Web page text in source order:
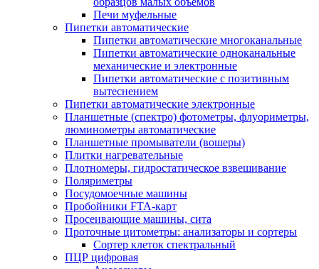
Печи муфельные
Пипетки автоматические
Пипетки автоматические многоканальные
Пипетки автоматические одноканальные
механические и электронные
Пипетки автоматические с позитивным
вытеснением
Пипетки автоматические электронные
Планшетные (спектро) фотометры, флуориметры,
люминометры автоматические
Планшетные промыватели (вошеры)
Плитки нагревательные
Плотномеры, гидростатическое взвешивание
Поляриметры
Посудомоечные машины
Пробойники FTA-карт
Просеивающие машины, сита
Проточные цитометры: анализаторы и сортеры
Сортер клеток спектральный
ПЦР цифровая